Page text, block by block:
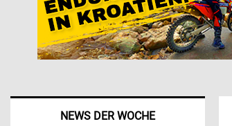
NEWS DER WOCHE